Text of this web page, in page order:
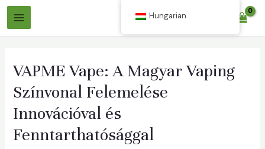
Ugrás
Főmenü
VAPME Vape: A Magyar Vaping
Színvonal Felemelése
Innovációval és
Fenntarthatósággal
Hungarian